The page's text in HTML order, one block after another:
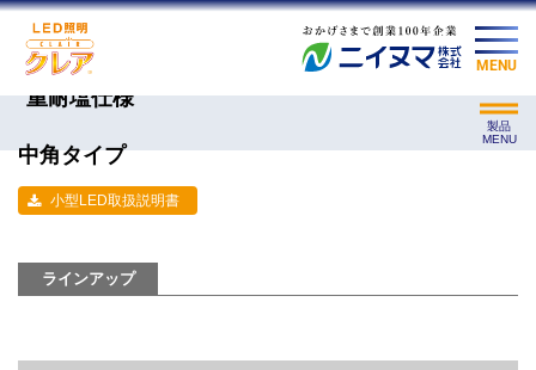
MENU
重耐塩仕様
中角タイプ
製品
MENU
小型LED取扱説明書
ラインアップ